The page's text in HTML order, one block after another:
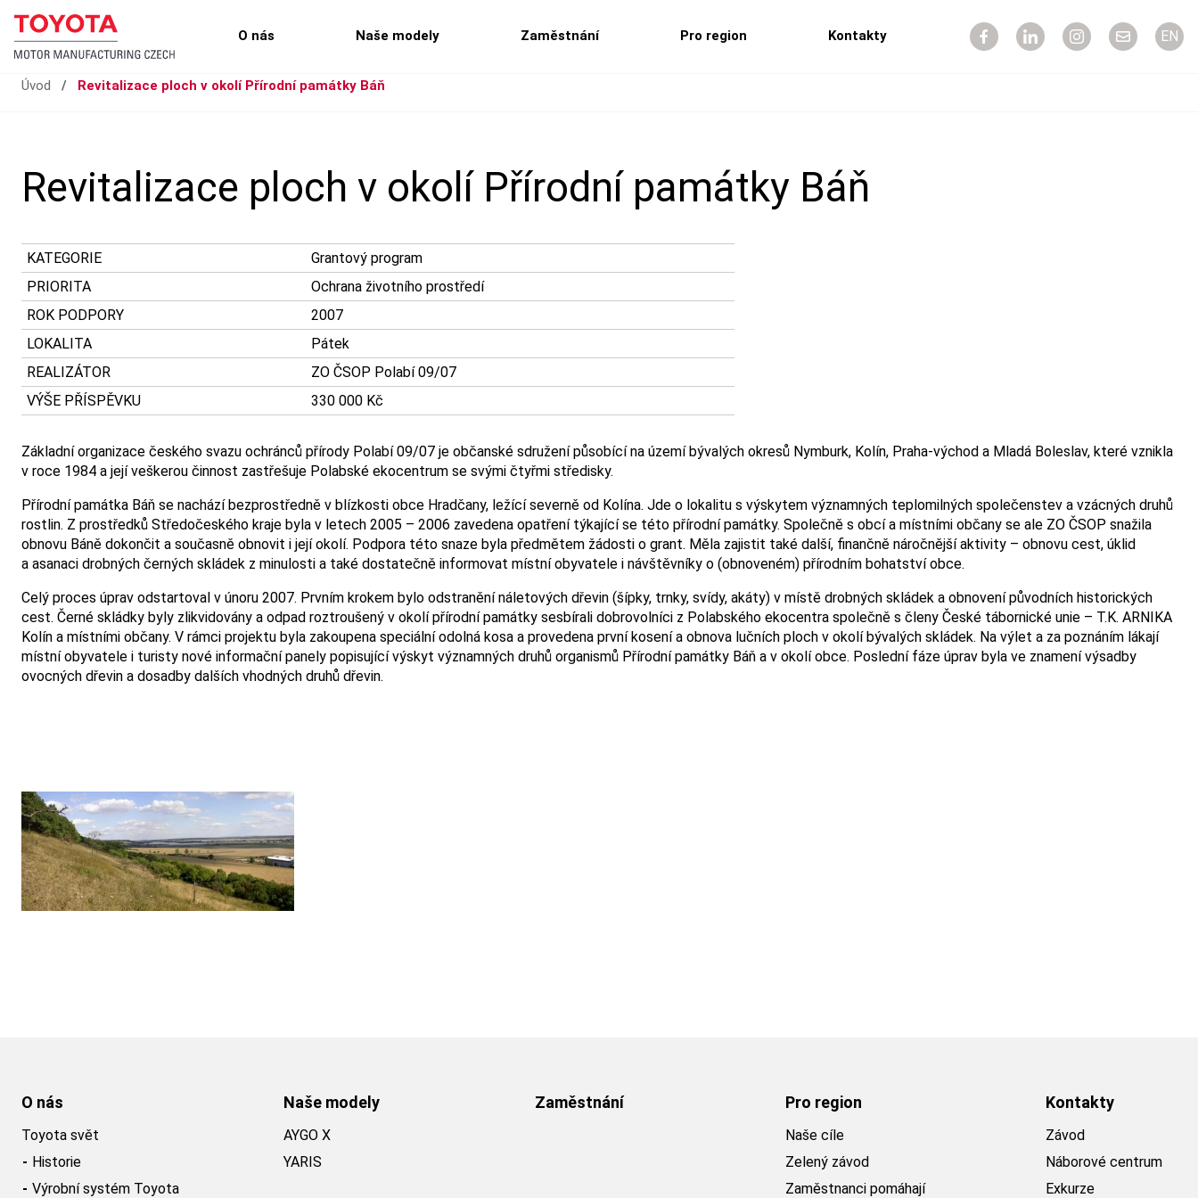
O nás Naše modely Zaměstnání Pro region Kontakty EN
Úvod / Revitalizace ploch v okolí Přírodní památky Báň
Revitalizace ploch v okolí Přírodní památky Báň
KATEGORIE
Grantový program
PRIORITA
Ochrana životního prostředí
ROK PODPORY
2007
LOKALITA
Pátek
REALIZÁTOR
ZO ČSOP Polabí 09/07
VÝŠE PŘÍSPĚVKU
330 000 Kč
Základní organizace českého svazu ochránců přírody Polabí 09/07 je občanské sdružení působící na území bývalých okresů Nymburk, Kolín, Praha-východ a Mladá Boleslav, které vznikla
v roce 1984 a její veškerou činnost zastřešuje Polabské ekocentrum se svými čtyřmi středisky.
Přírodní památka Báň se nachází bezprostředně v blízkosti obce Hradčany, ležící severně od Kolína. Jde o lokalitu s výskytem významných teplomilných společenstev a vzácných druhů
rostlin. Z prostředků Středočeského kraje byla v letech 2005 – 2006 zavedena opatření týkající se této přírodní památky. Společně s obcí a místními občany se ale ZO ČSOP snažila
obnovu Báně dokončit a současně obnovit i její okolí. Podpora této snaze byla předmětem žádosti o grant. Měla zajistit také další, finančně náročnější aktivity – obnovu cest, úklid
a asanaci drobných černých skládek z minulosti a také dostatečně informovat místní obyvatele i návštěvníky o (obnoveném) přírodním bohatství obce.
Celý proces úprav odstartoval v únoru 2007. Prvním krokem bylo odstranění náletových dřevin (šípky, trnky, svídy, akáty) v místě drobných skládek a obnovení původních historických
cest. Černé skládky byly zlikvidovány a odpad roztroušený v okolí přírodní památky sesbírali dobrovolníci z Polabského ekocentra společně s členy České tábornické unie – T.K. ARNIKA
Kolín a místními občany. V rámci projektu byla zakoupena speciální odolná kosa a provedena první kosení a obnova lučních ploch v okolí bývalých skládek. Na výlet a za poznáním lákají
místní obyvatele i turisty nové informační panely popisující výskyt významných druhů organismů Přírodní památky Báň a v okolí obce. Poslední fáze úprav byla ve znamení výsadby
ovocných dřevin a dosadby dalších vhodných druhů dřevin.
O nás
Toyota svět
Historie
Výrobní systém Toyota
Naše modely
AYGO X
YARIS
Zaměstnání Pro region
Naše cíle
Zelený závod
Zaměstnanci pomáhají
Kontakty
Závod
Náborové centrum
Exkurze